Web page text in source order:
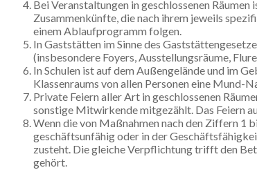
Bei Veranstaltungen in geschlossenen
Zusammenkünfte, die nach ihrem jeweils
einem Ablaufprogramm folgen.
In Gaststätten im Sinne des
(insbesondere Foyers, Ausstellungsräume,
In Schulen ist auf dem Außengelände und im
Klassenraums von allen Personen eine Mund-
Private Feiern aller Art in geschlossenen
sonstige Mitwirkende mitgezählt. Das Feiern
Wenn die von Maßnahmen nach den Ziffern 1
geschäftsunfähig oder in der
zusteht. Die gleiche Verpflichtung trifft den
gehört.